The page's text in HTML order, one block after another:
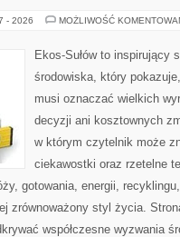
- 2026 MOŻLIWOŚĆ
Ekos-Sułów to inspirujący
środowiska, który
musi oznaczać wielkich
decyzji ani kosztownych
w którym czytelnik może
ciekawostki oraz rzetelne
gotowania, energii,
zrównoważony styl życia.
współczesne wyzwania